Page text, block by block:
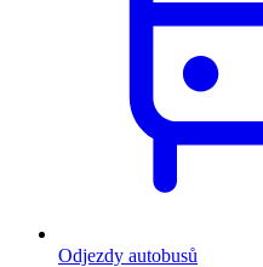
Odjezdy autobusů